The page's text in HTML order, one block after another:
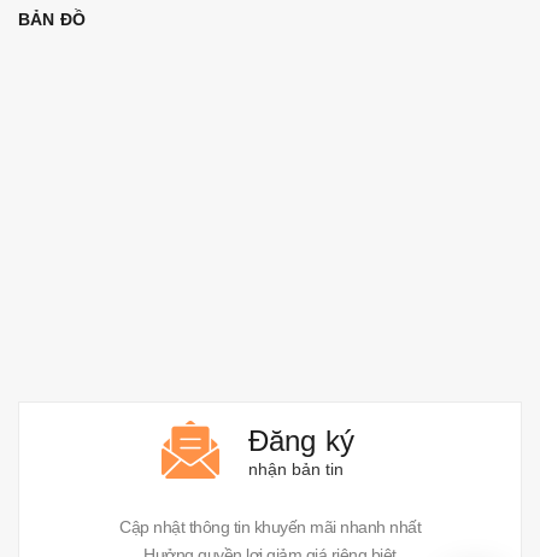
BẢN ĐỒ
Đăng ký
nhận bản tin
Cập nhật thông tin khuyến mãi nhanh nhất